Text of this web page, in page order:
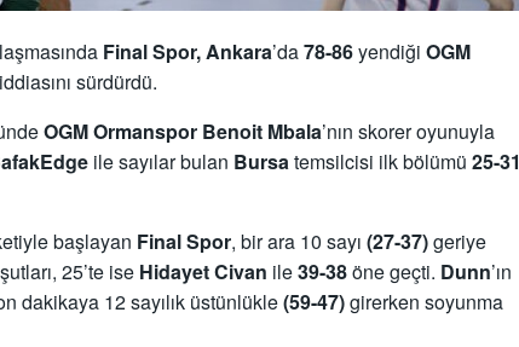
Final Spor,Ankara’da78-86yendiği OGM
sürdürdü.
OGM Ormanspor Benoit Mbala’nın skorer oyunuyla
ile sayılar bulan Bursatemsilcisi ilk bölümü 25-31
başlayan Final Spor, bir ara 10 sayı (27-37)geriye
şutları, 25’te ise Hidayet Civan ile39-38öne geçti. Dunn’ın
dakikaya 12 sayılık üstünlükle(59-47)girerken soyunma